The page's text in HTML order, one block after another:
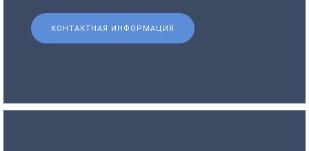
КОНТАКТНАЯ ИНФОРМАЦИЯ